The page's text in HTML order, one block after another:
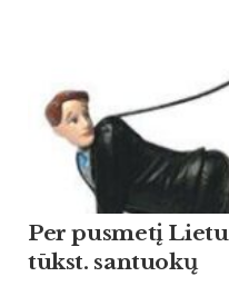
Per pusmetį
tūkst. santuokų